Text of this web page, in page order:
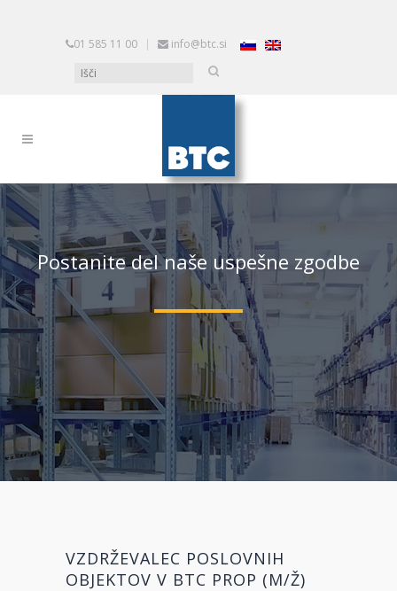
01 585 11 00 | info@btc.si
Postanite del naše uspešne zgodbe
VZDRŽEVALEC POSLOVNIH
OBJEKTOV V BTC PROP (M/Ž)